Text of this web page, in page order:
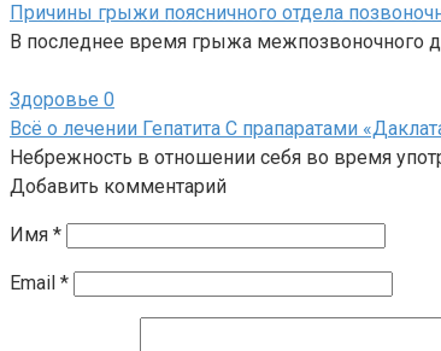
Причины грыжи поясничного отдела
В последнее время грыжа межпозвоночного
Здоровье 0
Всё о лечении Гепатита С прапаратами
Небрежность в отношении себя во время
Добавить комментарий
Имя *
Email *